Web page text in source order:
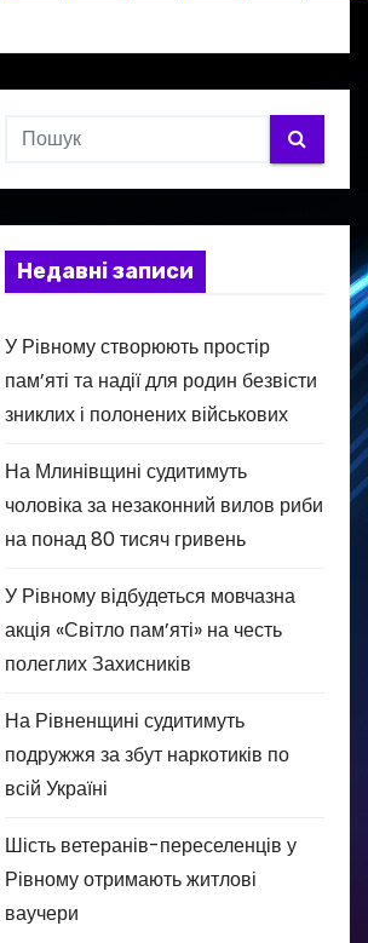
Недавні записи
У Рівному створюють простір
пам’яті та надії для родин безвісти
зниклих і полонених військових
На Млинівщині судитимуть
чоловіка за незаконний вилов риби
на понад 80 тисяч гривень
У Рівному відбудеться мовчазна
акція «Світло пам’яті» на честь
полеглих Захисників
На Рівненщині судитимуть
подружжя за збут наркотиків по
всій Україні
Шість ветеранів-переселенців у
Рівному отримають житлові
ваучери